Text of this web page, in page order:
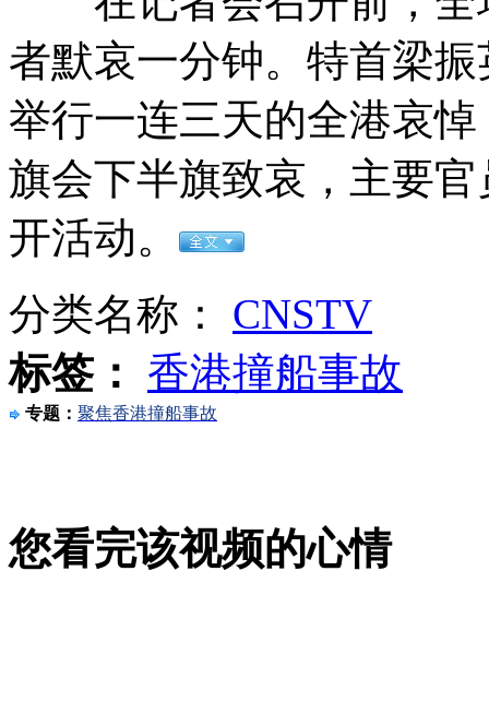
女孩北京地铁殴打老人 痛下狠手拳打脚踢
无痛分娩是否安全 医生回应
外交部：反对强权政治霸凌主义
外交部：有关国家言论片面不公正
走！跟着总书记去植树
者默哀一分钟。特首梁
举行一连三天的全港哀
旗会下半旗致哀，主要
开活动。
分类名称： CNSTV
标签：
香港撞船事故
专题： 聚焦香港撞船事故
您看完该视频的心情